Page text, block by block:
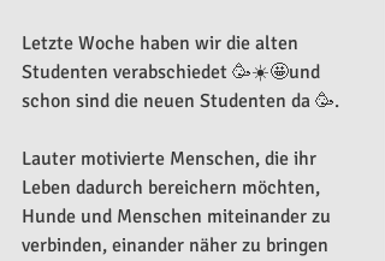
Letzte Woche haben wir die alten
Studenten verabschiedet 🥳☀️🤩und
schon sind die neuen Studenten da 🥳.
Lauter motivierte Menschen, die ihr
Leben dadurch bereichern möchten,
Hunde und Menschen miteinander zu
verbinden, einander näher zu bringen